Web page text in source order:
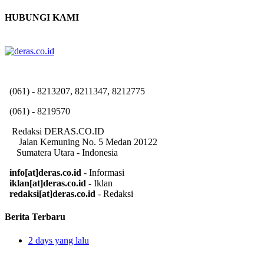
HUBUNGI KAMI
(061) - 8213207, 8211347, 8212775
(061) - 8219570
Redaksi DERAS.CO.ID
Jalan Kemuning No. 5 Medan 20122
Sumatera Utara - Indonesia
info[at]deras.co.id - Informasi
iklan[at]deras.co.id - Iklan
redaksi[at]deras.co.id - Redaksi
Berita Terbaru
2 days yang lalu